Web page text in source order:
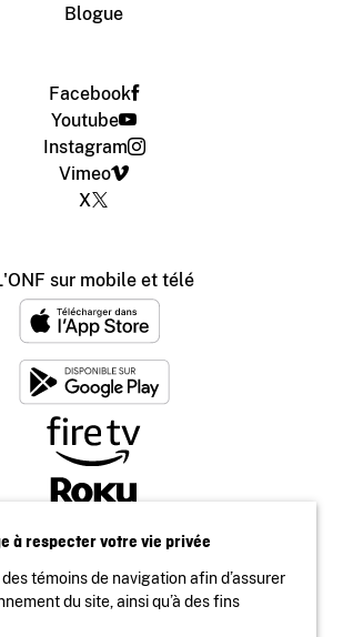
Blogue
Facebook
Youtube
Instagram
Vimeo
X
sur mobile et télé
à respecter votre vie privée
témoins de navigation afin d’assurer
du site, ainsi qu’à des fins